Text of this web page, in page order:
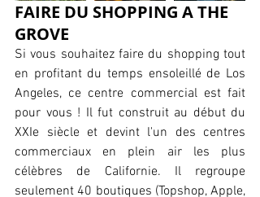
FAIRE DU SHOPPING A THE
GROVE
Si vous souhaitez faire du shopping tout
en profitant du temps ensoleillé de Los
Angeles, ce centre commercial est fait
pour vous ! Il fut construit au début du
XXIe siècle et devint l'un des centres
commerciaux en plein air les plus
célèbres de Californie. Il regroupe
seulement 40 boutiques (Topshop, Apple,